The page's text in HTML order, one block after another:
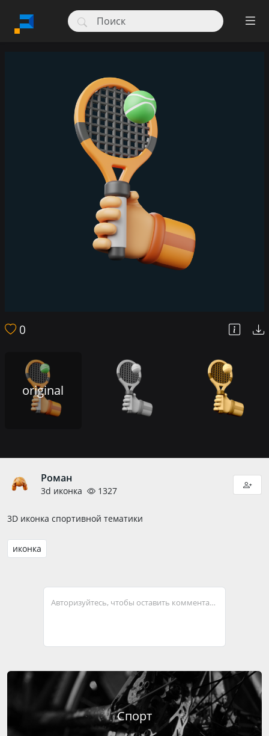
0
original
Роман
3d иконка 1327
3D иконка спортивной тематики
иконка
Авторизуйтесь, чтобы оставить комментарий
Спорт